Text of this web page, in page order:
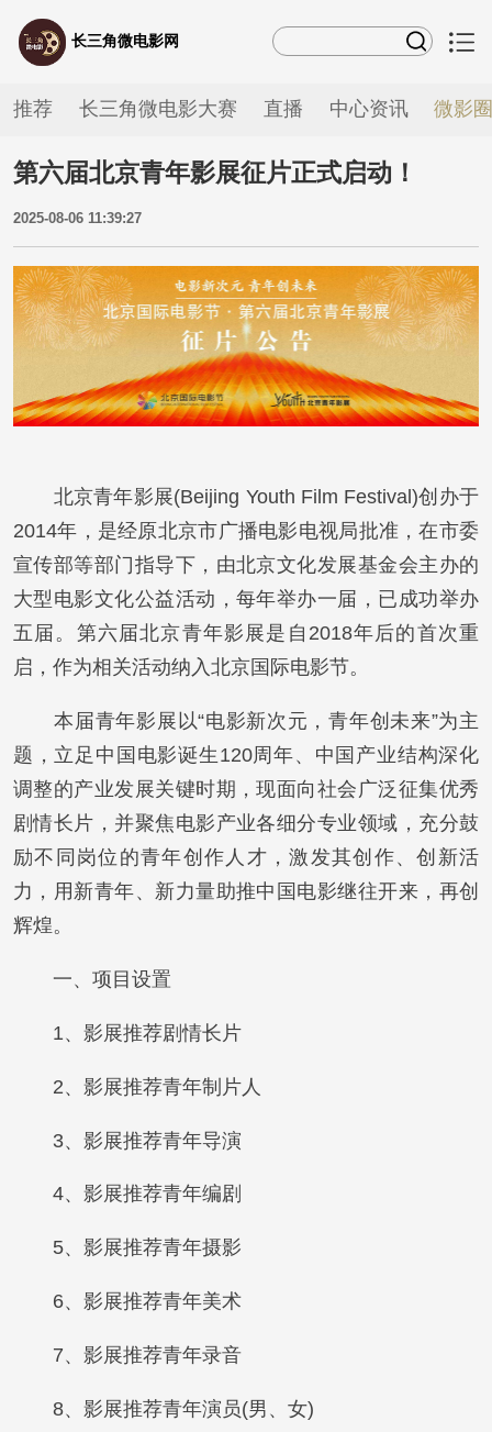
长三角微电影网
推荐 长三角微电影大赛 直播 中心资讯 微影
第六届北京青年影展征片正式启动！
2025-08-06 11:39:27
北京青年影展(Beijing Youth Film Festival)创办于
2014年，是经原北京市广播电影电视局批准，在市委
宣传部等部门指导下，由北京文化发展基金会主办的
大型电影文化公益活动，每年举办一届，已成功举办
五届。第六届北京青年影展是自2018年后的首次重
启，作为相关活动纳入北京国际电影节。
本届青年影展以“电影新次元，青年创未来”为主
题，立足中国电影诞生120周年、中国产业结构深化
调整的产业发展关键时期，现面向社会广泛征集优秀
剧情长片，并聚焦电影产业各细分专业领域，充分鼓
励不同岗位的青年创作人才，激发其创作、创新活
力，用新青年、新力量助推中国电影继往开来，再创
辉煌。
一、项目设置
1、影展推荐剧情长片
2、影展推荐青年制片人
3、影展推荐青年导演
4、影展推荐青年编剧
5、影展推荐青年摄影
6、影展推荐青年美术
7、影展推荐青年录音
8、影展推荐青年演员(男、女)